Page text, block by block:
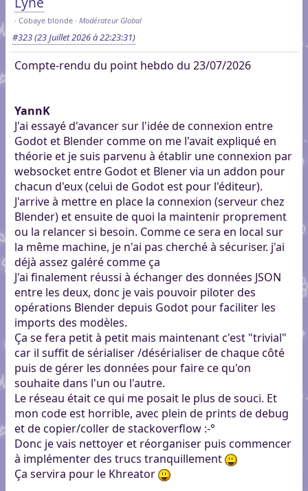
Cobaye blonde Modérateur Global
#323(23 Juillet 2026 à 22:23:31)
Compte-rendu du point hebdo du 23/07/2026
YannK
J'ai essayé d'avancer sur l'idée de connexion entre
Godot et Blender comme on me l'avait expliqué en
théorie et je suis parvenu à établir une connexion par
websocket entre Godot et Blener via un addon pour
chacun d'eux (celui de Godot est pour l'éditeur).
J'arrive à mettre en place la connexion (serveur chez
Blender) et ensuite de quoi la maintenir proprement
ou la relancer si besoin. Comme ce sera en local sur
la même machine, je n'ai pas cherché à sécuriser. j'ai
déjà assez galéré comme ça
J'ai finalement réussi à échanger des données JSON
entre les deux, donc je vais pouvoir piloter des
opérations Blender depuis Godot pour faciliter les
imports des modèles.
Ça se fera petit à petit mais maintenant c'est "trivial"
car il suffit de sérialiser /désérialiser de chaque côté
puis de gérer les données pour faire ce qu'on
souhaite dans l'un ou l'autre.
Le réseau était ce qui me posait le plus de souci. Et
mon code est horrible, avec plein de prints de debug
et de copier/coller de stackoverflow :-°
Donc je vais nettoyer et réorganiser puis commencer
à implémenter des trucs tranquillement
Ça servira pour le Khreator